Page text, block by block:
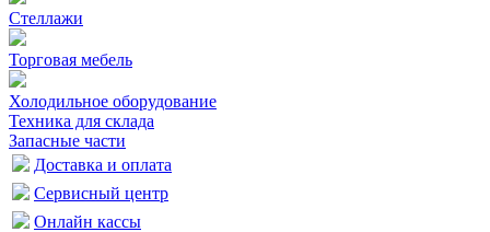
Стеллажи
Торговая мебель
Холодильное оборудование
Техника для склада
Запасные части
Доставка и оплата
Сервисный центр
Онлайн кассы